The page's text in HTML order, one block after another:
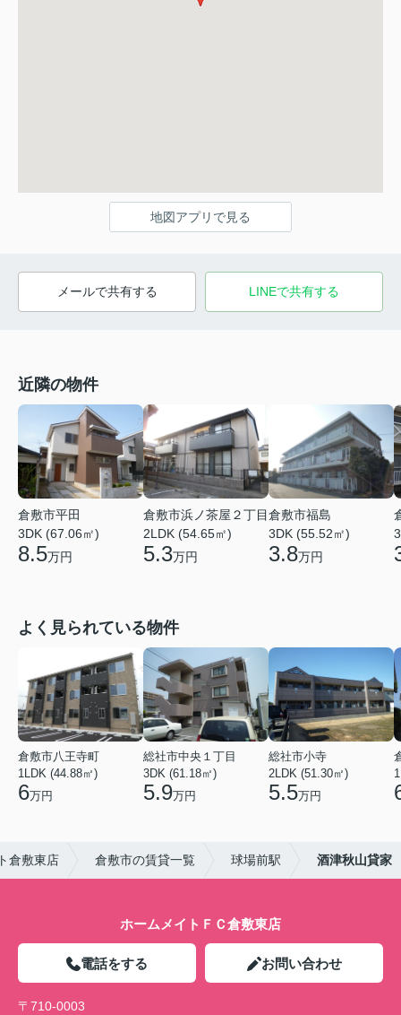
地図アプリで見る
メールで共有する LINEで共有する
近隣の物件
倉敷市平田
3DK (67.06㎡)
8.5万円
倉敷市浜ノ茶屋２丁目
2LDK (54.65㎡)
5.3万円
倉敷市福島
3DK (55.52㎡)
3.8万円
よく見られている物件
倉敷市八王寺町
1LDK (44.88㎡)
6万円
総社市中央１丁目
3DK (61.18㎡)
5.9万円
総社市小寺
2LDK (51.30㎡)
5.5万円
倉敷東店 倉敷市の賃貸一覧 球場前駅 酒津秋山貸家
ホームメイトＦＣ倉敷東店
電話をする お問い合わせ
〒710-0003